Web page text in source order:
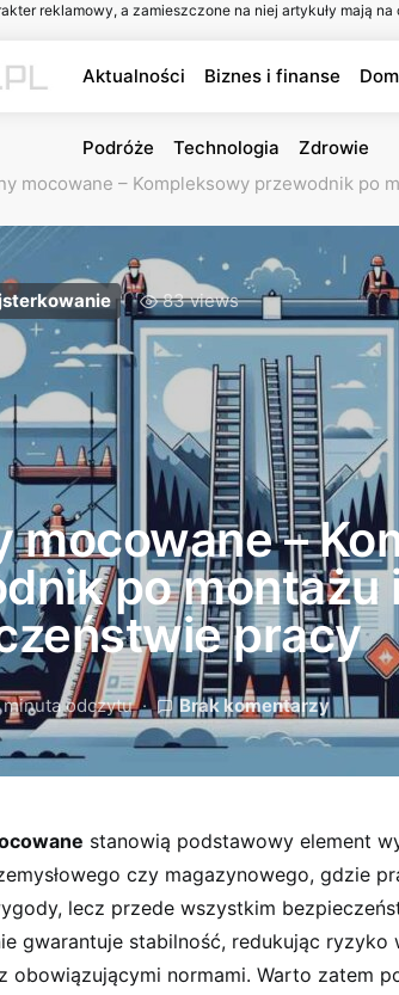
reklamowy, a zamieszczone na niej artykuły mają
Aktualności Biznes i finanse
Podróże Technologia
Zdrowie
mocowane – Kompleksowy przewodnik po
83 views
mocowane –
po montażu
pracy
odczytu Brak komentarzy
stanowią podstawowy element
czy magazynowego, gdzie
lecz przede wszystkim
gwarantuje stabilność, redukując ryzyko
obowiązującymi normami. Warto zatem